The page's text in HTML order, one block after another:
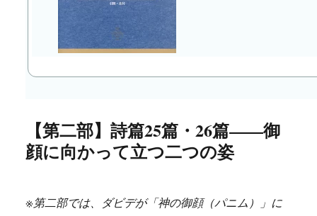
【第二部】詩篇25篇・26篇——御
顔に向かって立つ二つの姿
※第二部では、ダビデが「神の御顔（パニム）」に